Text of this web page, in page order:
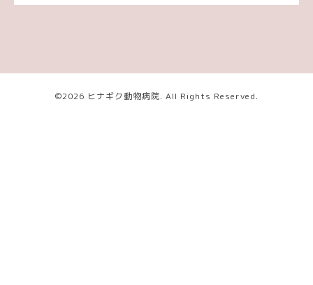
©2026 ヒナギク動物病院. All Rights Reserved.